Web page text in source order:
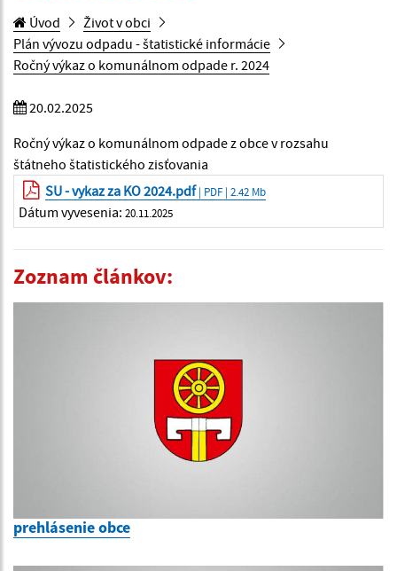
Úvod
Život v obci
Plán vývozu odpadu - štatistické informácie
Ročný výkaz o komunálnom odpade r. 2024
20.02.2025
Ročný výkaz o komunálnom odpade z obce v rozsahu
štátneho štatistického zisťovania
SU - vykaz za KO 2024.pdf| PDF | 2.42 Mb
Dátum vyvesenia: 20.11.2025
Zoznam článkov:
prehlásenie obce